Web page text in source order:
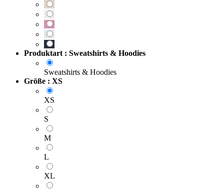
Produktart : Sweatshirts & Hoodies
Sweatshirts & Hoodies
Größe : XS
XS
S
M
L
XL